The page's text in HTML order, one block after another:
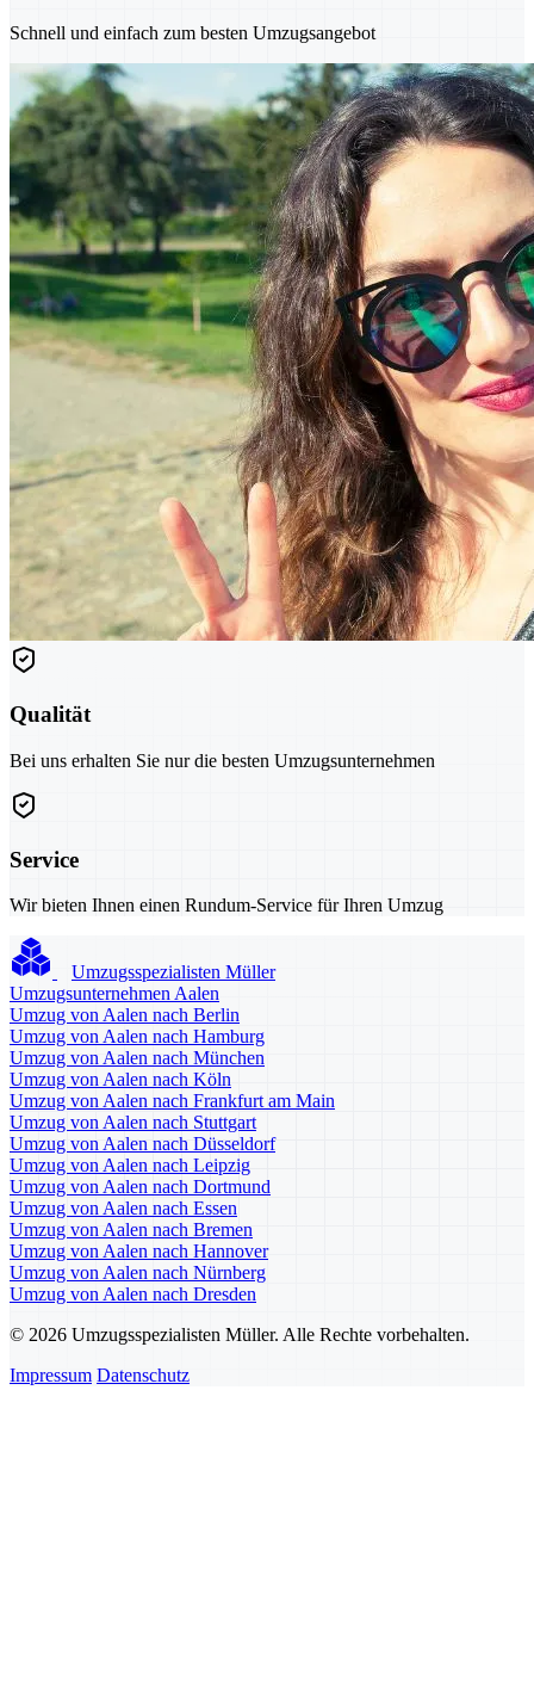
Schnell und einfach zum besten Umzugsangebot
Qualität
Bei uns erhalten Sie nur die besten Umzugsunternehmen
Service
Wir bieten Ihnen einen Rundum-Service für Ihren Umzug
Umzugsspezialisten Müller
Umzugsunternehmen Aalen
Umzug von Aalen nach Berlin
Umzug von Aalen nach Hamburg
Umzug von Aalen nach München
Umzug von Aalen nach Köln
Umzug von Aalen nach Frankfurt am Main
Umzug von Aalen nach Stuttgart
Umzug von Aalen nach Düsseldorf
Umzug von Aalen nach Leipzig
Umzug von Aalen nach Dortmund
Umzug von Aalen nach Essen
Umzug von Aalen nach Bremen
Umzug von Aalen nach Hannover
Umzug von Aalen nach Nürnberg
Umzug von Aalen nach Dresden
© 2026 Umzugsspezialisten Müller. Alle Rechte vorbehalten.
Impressum Datenschutz